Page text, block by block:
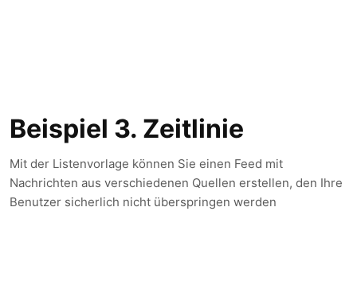
Beispiel 3. Zeitlinie
Mit der Listenvorlage können Sie einen Feed mit
Nachrichten aus verschiedenen Quellen erstellen, den Ihre
Benutzer sicherlich nicht überspringen werden